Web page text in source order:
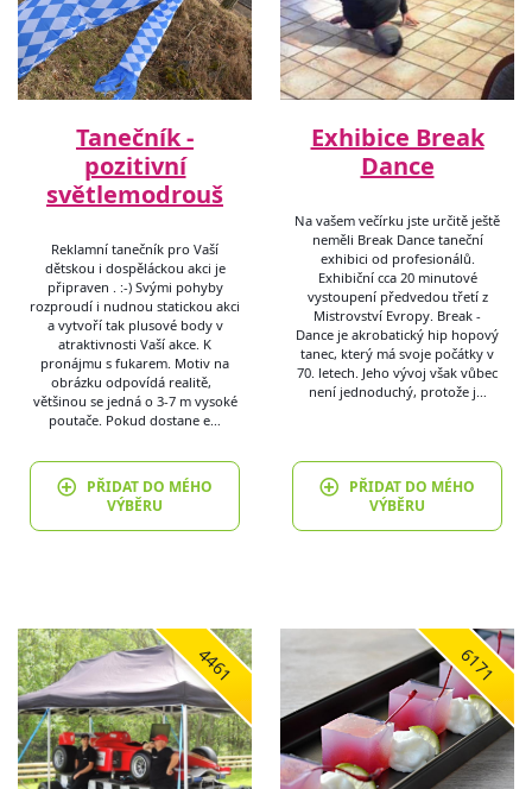
Tanečník -
pozitivní
světlemodrouš
Reklamní tanečník pro Vaší
dětskou i dospěláckou akci je
připraven . :-) Svými pohyby
rozproudí i nudnou statickou akci
a vytvoří tak plusové body v
atraktivnosti Vaší akce. K
pronájmu s fukarem. Motiv na
obrázku odpovídá realitě,
většinou se jedná o 3-7 m vysoké
poutače. Pokud dostane e…
PŘIDAT DO MÉHO
VÝBĚRU
Exhibice Break
Dance
Na vašem večírku jste určitě ještě
neměli Break Dance taneční
exhibici od profesionálů.
Exhibiční cca 20 minutové
vystoupení předvedou třetí z
Mistrovství Evropy. Break -
Dance je akrobatický hip hopový
tanec, který má svoje počátky v
70. letech. Jeho vývoj však vůbec
není jednoduchý, protože j…
PŘIDAT DO MÉHO
VÝBĚRU
4461 6171